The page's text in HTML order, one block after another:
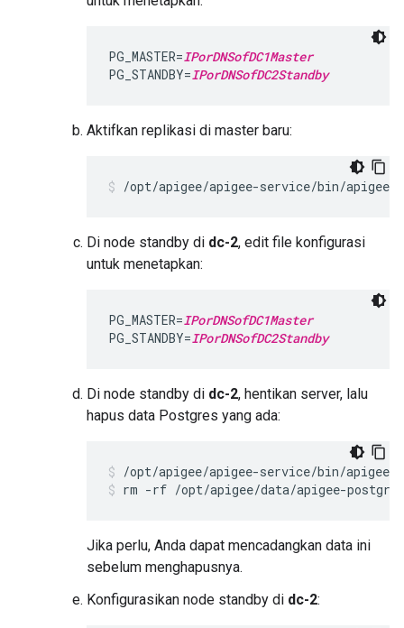
PG_MASTER=IPorDNSofDC1Master
PG_STANDBY=IPorDNSofDC2Standby
Aktifkan replikasi di master baru:
/opt/apigee/apigee-service/bin/
Di node standby di dc-2, edit file konfigurasi
untuk menetapkan:
PG_MASTER=IPorDNSofDC1Master
PG_STANDBY=IPorDNSofDC2Standby
Di node standby di dc-2, hentikan server, lalu
hapus data Postgres yang ada:
rm -rf /opt/apigee/data/apigee-
Jika perlu, Anda dapat mencadangkan data ini
sebelum menghapusnya.
Konfigurasikan node standby di dc-2: